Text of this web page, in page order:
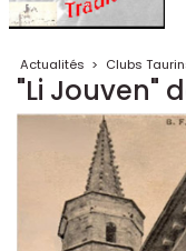
Actualités > Clubs
"Li Jouven"